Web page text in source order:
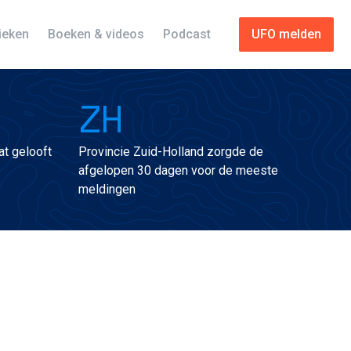
UFO melden
Boeken & videos Podcast
gelooft
ZH
Provincie Zuid-Holland zorgde de
afgelopen 30 dagen voor de meeste
meldingen